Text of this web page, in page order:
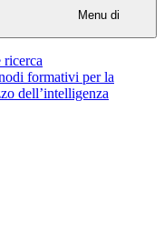
Menu di
formativi per la
dell’intelligenza